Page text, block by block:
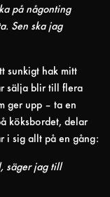
på någonting
Sen ska jag
sunkigt hak mitt
sälja blir till flera
ger upp – ta en
köksbordet, delar
i sig allt på en gång:
säger jag till